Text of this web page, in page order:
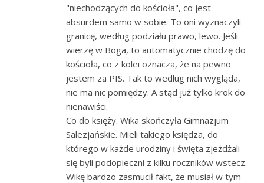
"niechodzących do kościoła", co jest
absurdem samo w sobie. To oni wyznaczyli
granicę, według podziału prawo, lewo. Jeśli
wierzę w Boga, to automatycznie chodzę do
kościoła, co z kolei oznacza, że na pewno
jestem za PIS. Tak to wedlug nich wygląda,
nie ma nic pomiędzy. A stąd już tylko krok do
nienawiści.
Co do księży. Wika skończyła Gimnazjum
Salezjańskie. Mieli takiego księdza, do
którego w każde urodziny i święta zjeżdżali
się byli podopieczni z kilku roczników wstecz.
Wikę bardzo zasmucił fakt, że musiał w tym